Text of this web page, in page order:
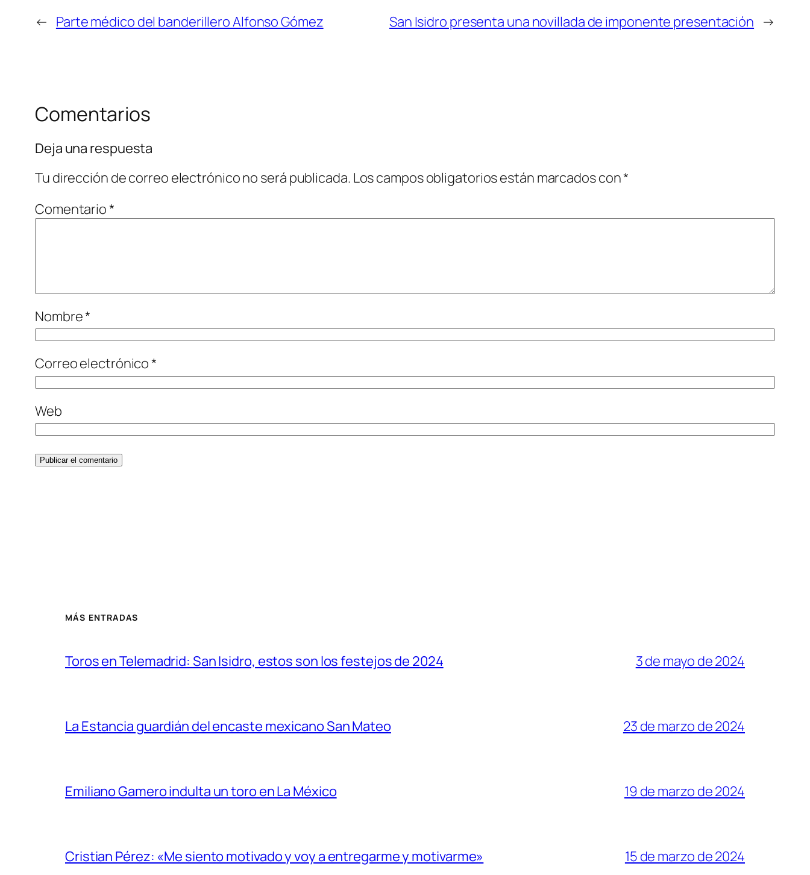
← Parte médico del banderillero Alfonso Gómez San Isidro presenta una novillada de imponente presentación →
Comentarios
Deja una respuesta
Tu dirección de correo electrónico no será publicada. Los campos obligatorios están marcados con*
Comentario*
Nombre*
Correo electrónico*
Web
MÁS ENTRADAS
Toros en Telemadrid: San Isidro, estos son los festejos de 2024 3 de mayo de 2024
La Estancia guardián del encaste mexicano San Mateo 23 de marzo de 2024
Emiliano Gamero indulta un toro en La México 19 de marzo de 2024
Cristian Pérez: «Me siento motivado y voy a entregarme y motivarme» 15 de marzo de 2024